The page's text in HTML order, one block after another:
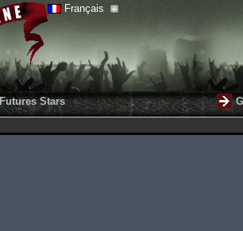
Français
Futures Stars